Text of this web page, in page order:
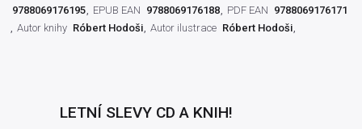
9788069176195
EPUB EAN 9788069176188 PDF EAN 9788069176171
Autor knihy Róbert Hodoši Autor ilustrace Róbert Hodoši
LETNÍ SLEVY CD A KNIH!